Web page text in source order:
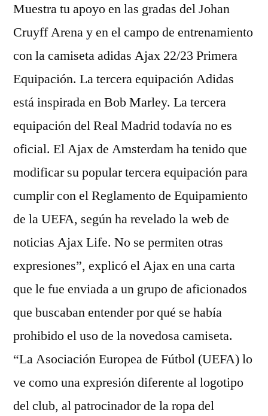
Muestra tu apoyo en las gradas del Johan
Cruyff Arena y en el campo de entrenamiento
con la camiseta adidas Ajax 22/23 Primera
Equipación. La tercera equipación Adidas
está inspirada en Bob Marley. La tercera
equipación del Real Madrid todavía no es
oficial. El Ajax de Amsterdam ha tenido que
modificar su popular tercera equipación para
cumplir con el Reglamento de Equipamiento
de la UEFA, según ha revelado la web de
noticias Ajax Life. No se permiten otras
expresiones”, explicó el Ajax en una carta
que le fue enviada a un grupo de aficionados
que buscaban entender por qué se había
prohibido el uso de la novedosa camiseta.
“La Asociación Europea de Fútbol (UEFA) lo
ve como una expresión diferente al logotipo
del club, al patrocinador de la ropa del